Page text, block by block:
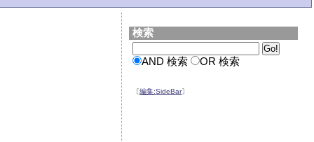
検索
AND 検索 OR 検索
〔編集:SideBar〕